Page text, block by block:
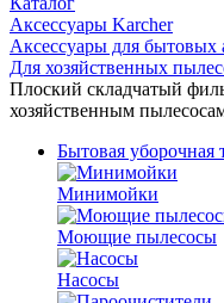
Аксессуары Karcher
Аксессуары для бытовых
Для хозяйственных
Плоский складчатый
хозяйственным
Бытовая уборочная
Минимойки
Моющие пылесосы
Насосы